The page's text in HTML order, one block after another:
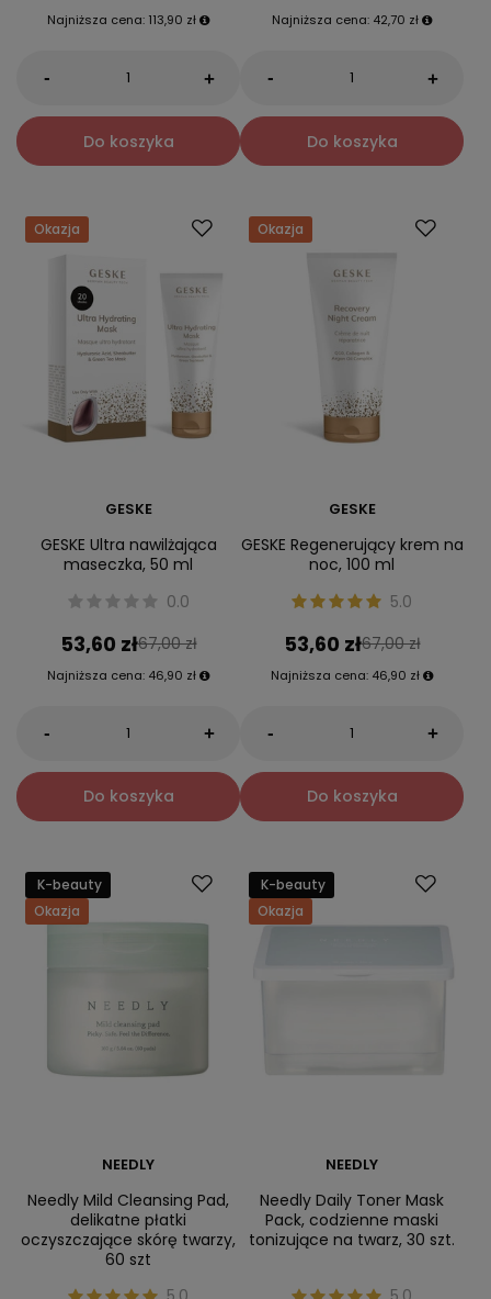
Najniższa cena: 113,90 zł
- +
Do koszyka
Najniższa cena: 42,70 zł
- +
Do koszyka
Okazja
GESKE
GESKE Ultra nawilżająca
maseczka, 50 ml
0.0
53,60 zł67,00 zł
Najniższa cena: 46,90 zł
- +
Do koszyka
Okazja
GESKE
GESKE Regenerujący krem na
noc, 100 ml
5.0
53,60 zł67,00 zł
Najniższa cena: 46,90 zł
- +
Do koszyka
K-beauty
Okazja
NEEDLY
Needly Mild Cleansing Pad,
delikatne płatki
oczyszczające skórę twarzy,
60 szt
K-beauty
Okazja
NEEDLY
Needly Daily Toner Mask
Pack, codzienne maski
tonizujące na twarz, 30 szt.